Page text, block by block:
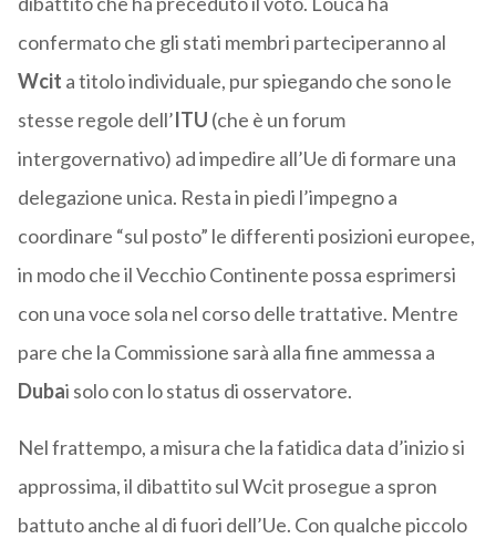
confermato che gli stati membri parteciperanno al
Wcit a titolo individuale, pur spiegando che sono le
stesse regole dell’ITU (che è un forum
intergovernativo) ad impedire all’Ue di formare una
delegazione unica. Resta in piedi l’impegno a
coordinare “sul posto” le differenti posizioni europee,
in modo che il Vecchio Continente possa esprimersi
con una voce sola nel corso delle trattative. Mentre
pare che la Commissione sarà alla fine ammessa a
Dubai solo con lo status di osservatore.
Nel frattempo, a misura che la fatidica data d’inizio si
approssima, il dibattito sul Wcit prosegue a spron
battuto anche al di fuori dell’Ue. Con qualche piccolo